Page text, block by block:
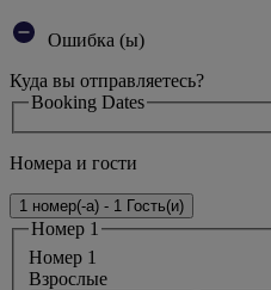
Ошибка (ы)
Куда вы отправляетесь?
Booking Dates
Номера и гости
1 номер(-а) - 1 Гость(и)
Номер 1
Номер 1
Bзрослые